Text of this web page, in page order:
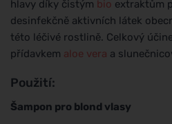
hlavy díky čistým bio extraktům
desinfekčně aktivních látek
této léčivé rostlině. Celkový
přídavkem aloe vera a
Použití:
Šampon pro blond vlasy